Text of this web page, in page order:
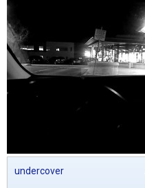
undercover